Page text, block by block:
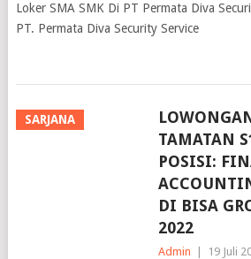
Loker SMA SMK Di PT Permata Diva
PT. Permata Diva Security Service
SARJANA
TAMATAN
POSISI:
DI BISA
2022
Admin 19 Juli